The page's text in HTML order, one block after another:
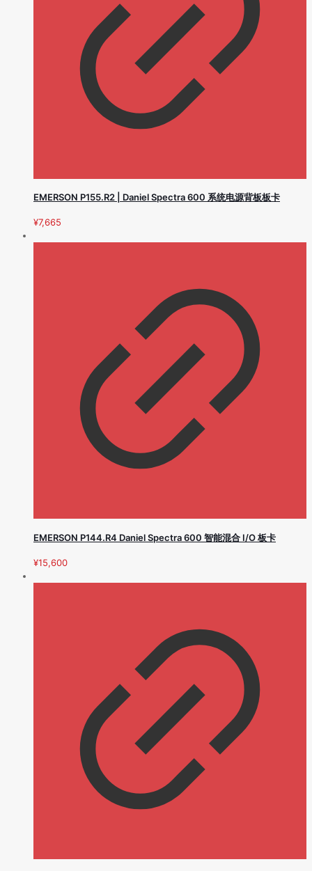
EMERSON P155.R2 | Daniel Spectra 600 系统电源背板板卡
¥7,665
EMERSON P144.R4 Daniel Spectra 600 智能混合 I/O 板卡
¥15,600